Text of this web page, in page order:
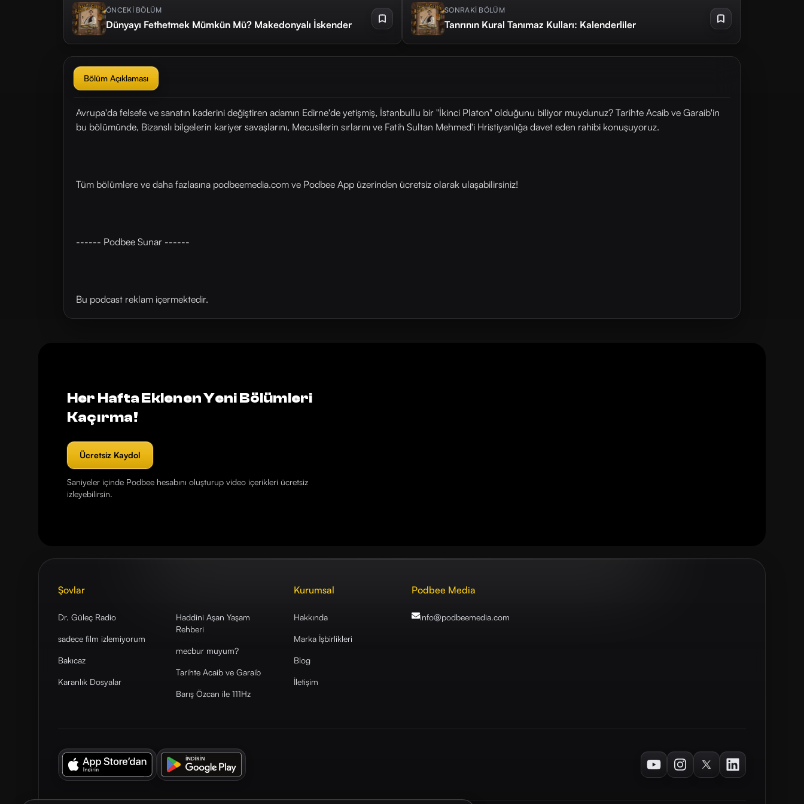
ÖNCEKİ BÖLÜM
Dünyayı Fethetmek Mümkün Mü? Makedonyalı İskender
SONRAKİ BÖLÜM
Tanrının Kural Tanımaz Kulları: Kalenderliler
Bölüm Açıklaması
Avrupa'da felsefe ve sanatın kaderini değiştiren adamın Edirne'de yetişmiş, İstanbullu bir "İkinci Platon" olduğunu biliyor muydunuz? Tarihte Acaib ve Garaib'in
bu bölümünde, Bizanslı bilgelerin kariyer savaşlarını, Mecusilerin sırlarını ve Fatih Sultan Mehmed'i Hristiyanlığa davet eden rahibi konuşuyoruz.
Tüm bölümlere ve daha fazlasına ⁠⁠⁠⁠⁠⁠⁠⁠⁠⁠⁠⁠⁠⁠⁠⁠⁠⁠⁠⁠⁠podbeemedia.com⁠⁠⁠⁠⁠⁠⁠⁠⁠⁠⁠⁠⁠⁠⁠⁠⁠⁠⁠⁠⁠ ve Podbee App üzerinden ücretsiz olarak ulaşabilirsiniz!
------ Podbee Sunar ------
Bu podcast reklam içermektedir.
Her Hafta Eklenen Yeni Bölümleri
Kaçırma!
Ücretsiz Kaydol
Saniyeler içinde Podbee hesabını oluşturup video içerikleri ücretsiz
izleyebilirsin.
Şovlar
Dr. Güleç Radio
sadece film izlemiyorum
Bakıcaz
Karanlık Dosyalar
Haddini Aşan Yaşam
Rehberi
mecbur muyum?
Tarihte Acaib ve Garaib
Barış Özcan ile 111Hz
Kurumsal
Hakkında
Marka İşbirlikleri
Blog
İletişim
Podbee Media
info@podbeemedia.com
YoutubeInstagramTwitterLinkedIn